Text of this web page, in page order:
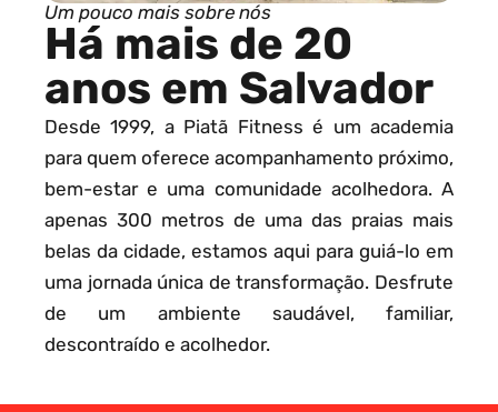
Um pouco mais sobre nós
Há mais de 20
anos em Salvador
Desde 1999, a Piatã Fitness é um academia
para quem oferece acompanhamento próximo,
bem-estar e uma comunidade acolhedora. A
apenas 300 metros de uma das praias mais
belas da cidade, estamos aqui para guiá-lo em
uma jornada única de transformação. Desfrute
de um ambiente saudável, familiar,
descontraído e acolhedor.